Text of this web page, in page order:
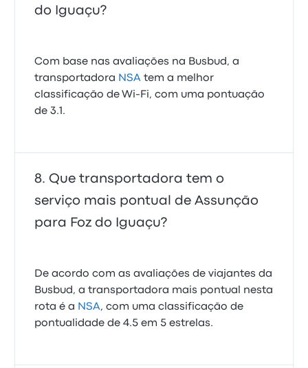
do Iguaçu?
Com base nas avaliações na Busbud, a
transportadora NSA tem a melhor
classificação de Wi‑Fi, com uma pontuação
de 3.1.
Que transportadora tem o
serviço mais pontual de Assunção
para Foz do Iguaçu?
De acordo com as avaliações de viajantes da
Busbud, a transportadora mais pontual nesta
rota é a NSA, com uma classificação de
pontualidade de 4.5 em 5 estrelas.